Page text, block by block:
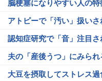
脳梗塞になりやすい人の特
アトピーで「汚い」扱い
認知症研究で「音」注目さ
夫の「産後うつ」にみら
大豆を摂取してストレス